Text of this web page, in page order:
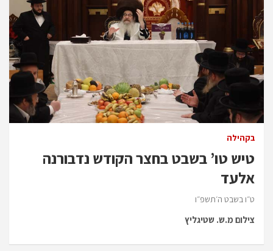
בקהילה
טיש טו’ בשבט בחצר הקודש נדבורנה
אלעד
ט״ו בשבט ה׳תשפ״ו
צילום מ.ש. שטיגליץ